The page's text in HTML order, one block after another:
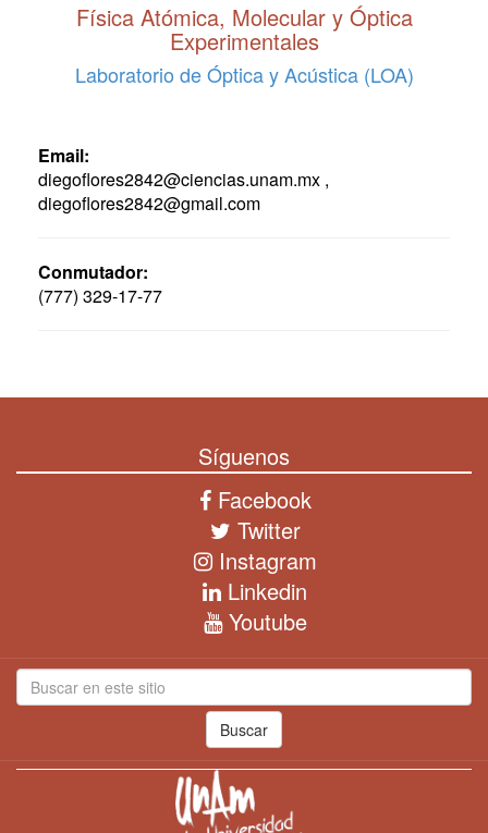
Física Atómica, Molecular y Óptica
Experimentales
Laboratorio de Óptica y Acústica (LOA)
Email:
diegoflores2842@ciencias.unam.mx ,
diegoflores2842@gmail.com
Conmutador:
(777) 329-17-77
Síguenos
Facebook
Twitter
Instagram
Linkedin
Youtube
Buscar